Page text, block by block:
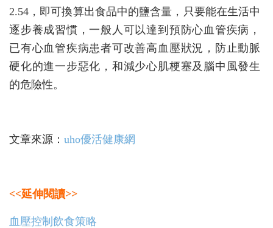
2.54，即可換算出食品中的鹽含量，只要能在生活中
逐步養成習慣，一般人可以達到預防心血管疾病，
已有心血管疾病患者可改善高血壓狀況，防止動脈
硬化的進一步惡化，和減少心肌梗塞及腦中風發生
的危險性。
文章來源： uho優活健康網
<<延伸閱讀>>
血壓控制飲食策略